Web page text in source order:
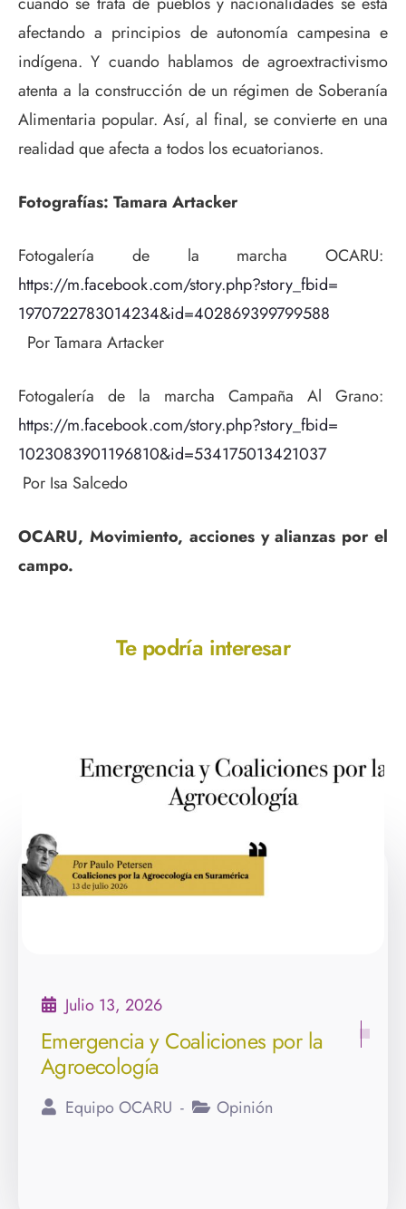
afectando a principios de autonomía campesina e
indígena. Y cuando hablamos de agroextractivismo
atenta a la construcción de un régimen de Soberanía
Alimentaria popular. Así, al final, se convierte en una
realidad que afecta a todos los ecuatorianos.
Fotografías: Tamara Artacker
Fotogalería de la marcha OCARU:
https://m.facebook.com/story.php?story_fbid=
1970722783014234&id=402869399799588
Por Tamara Artacker
Fotogalería de la marcha Campaña Al Grano:
https://m.facebook.com/story.php?story_fbid=
1023083901196810&id=534175013421037
Por Isa Salcedo
OCARU, Movimiento, acciones y alianzas por el
campo.
Te podría interesar
Julio 13, 2026
Emergencia y Coaliciones por la
Agroecología
Equipo OCARU Opinión